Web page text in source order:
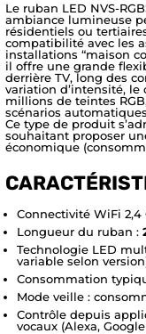
Le ruban LED NVS-
ambiance lumineuse
résidentiels ou
compatibilité avec les
installations “maison
il offre une grande
derrière TV, long des
variation d’intensité,
millions de teintes
scénarios
Ce type de produit
souhaitant proposer
économique
Connectivité WiFi 2,4
Longueur du ruban :
Technologie LED
variable selon
Consommation
Mode veille :
Contrôle depuis
vocaux (Alexa,